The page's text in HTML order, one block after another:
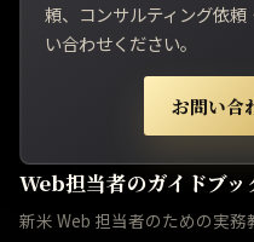
Web担当者のガイドブッ
新米 Web 担当者のための実務
頼、コンサルティング依
い合わせください。
お問い合